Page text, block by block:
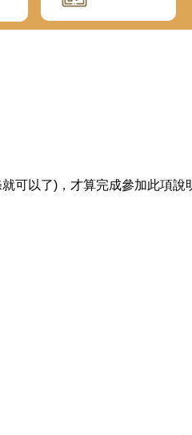
可以了)，才算完成參加此項說